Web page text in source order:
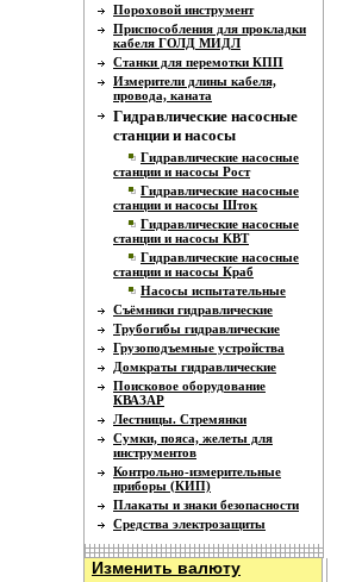
Пороховой инструмент
Приспособления для прокладки
кабеля ГОЛД МИДЛ
Станки для перемотки КПП
Измерители длины кабеля,
провода, каната
Гидравлические насосные
станции и насосы
Гидравлические насосные
станции и насосы Рост
Гидравлические насосные
станции и насосы Шток
Гидравлические насосные
станции и насосы КВТ
Гидравлические насосные
станции и насосы Краб
Насосы испытательные
Съёмники гидравлические
Трубогибы гидравлические
Грузоподъемные устройства
Домкраты гидравлические
Поисковое оборудование
КВАЗАР
Лестницы. Стремянки
Сумки, пояса, желеты для
инструментов
Контрольно-измерительные
приборы (КИП)
Плакаты и знаки безопасности
Средства электрозащиты
Изменить валюту